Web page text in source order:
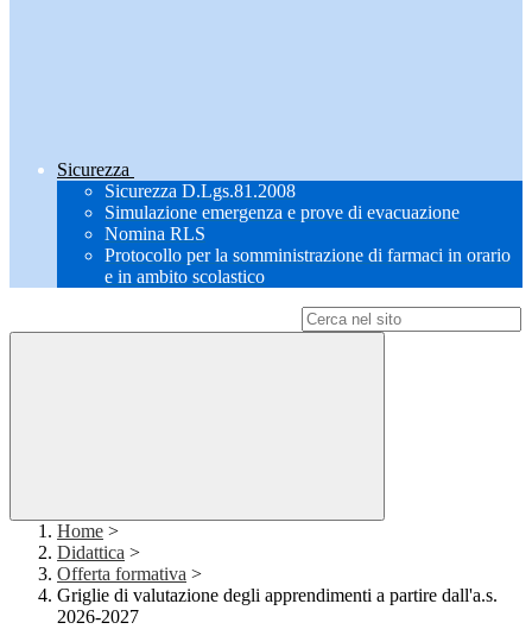
Sicurezza
Sicurezza D.Lgs.81.2008
Simulazione emergenza e prove di evacuazione
Nomina RLS
Protocollo per la somministrazione di farmaci in orario
e in ambito scolastico
Home >
Didattica >
Offerta formativa >
Griglie di valutazione degli apprendimenti a partire dall'a.s.
2026-2027